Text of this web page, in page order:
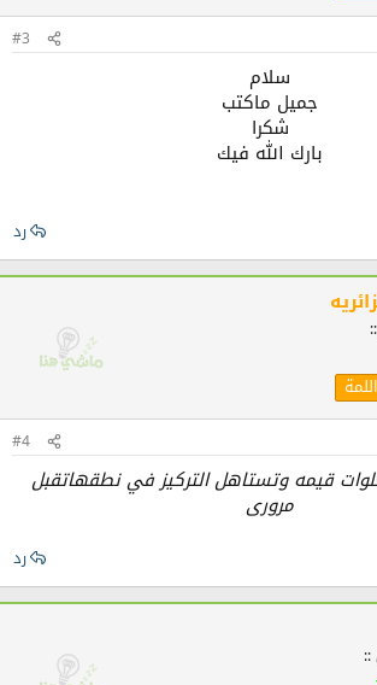
#3
سلام
جميل ماكتب
شكرا
بارك الله فيك
رد
#4
قيمه وتستاهل التركيز في نطقهاتقبل
مرورى
رد